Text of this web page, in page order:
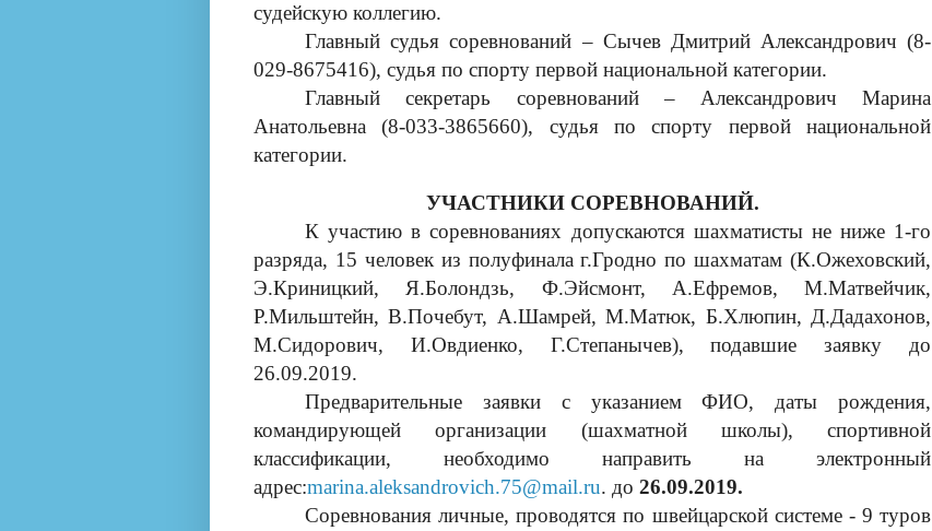
судейскую коллегию.
Главный судья соревнований – Сычев Дмитрий Александрович (8-
029-8675416), судья по спорту первой национальной категории.
Главный секретарь соревнований – Александрович Марина
Анатольевна (8-033-3865660), судья по спорту первой национальной
категории.
УЧАСТНИКИ СОРЕВНОВАНИЙ.
К участию в соревнованиях допускаются шахматисты не ниже 1-го
разряда, 15 человек из полуфинала г.Гродно по шахматам (К.Ожеховский,
Э.Криницкий, Я.Болондзь, Ф.Эйсмонт, А.Ефремов, М.Матвейчик,
Р.Мильштейн, В.Почебут, А.Шамрей, М.Матюк, Б.Хлюпин, Д.Дадахонов,
М.Сидорович, И.Овдиенко, Г.Степанычев), подавшие заявку до
26.09.2019.
Предварительные заявки с указанием ФИО, даты рождения,
командирующей организации (шахматной школы), спортивной
классификации, необходимо направить на электронный
адрес:marina.aleksandrovich.75@mail.ru. до 26.09.2019.
Соревнования личные, проводятся по швейцарской системе - 9 туров